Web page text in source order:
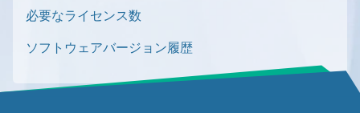
Aximmetryをリモート制御する
AximmetryでのWebSocketとHTTPの使用
Xbox ゲームコントローラーを使用したシー
ンの制御
特殊ピン名
シェーダーカテゴリと命名規則
必要なライセンス数
ソフトウェアバージョン履歴